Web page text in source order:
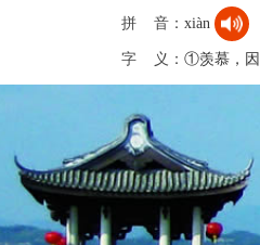
拼 音： xiàn
字 义： ①羡慕，因